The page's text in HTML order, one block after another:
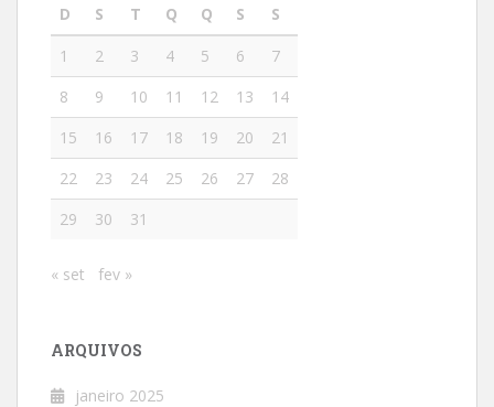
D
S T Q Q S
S
1
2 3 4 5 6
7
8
9 10 11 12 13
14
15
16 17 18 19 20
21
22
23 24 25 26 27
28
29
30 31
« set fev »
ARQUIVOS
janeiro 2025